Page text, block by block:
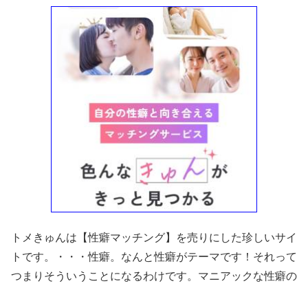
トメきゅんは【性癖マッチング】を売りにした珍しいサイ
トです。・・・性癖。なんと性癖がテーマです！それって
つまりそういうことになるわけです。マニアックな性癖の